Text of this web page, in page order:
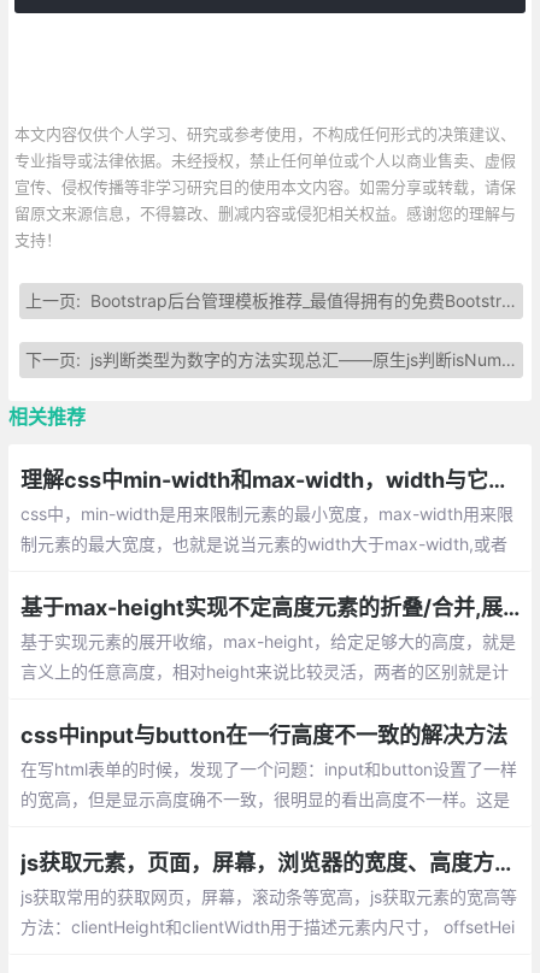
本文内容仅供个人学习、研究或参考使用，不构成任何形式的决策建议、
专业指导或法律依据。未经授权，禁止任何单位或个人以商业售卖、虚假
宣传、侵权传播等非学习研究目的使用本文内容。如需分享或转载，请保
留原文来源信息，不得篡改、删减内容或侵犯相关权益。感谢您的理解与
支持！
上一页: Bootstrap后台管理模板推荐_最值得拥有的免费Bootstrap后台管理模板
下一页: js判断类型为数字的方法实现总汇——原生js判断isNumber()
相关推荐
理解css中min-width和max-width，width与它们之间的区别联系
css中，min-width是用来限制元素的最小宽度，max-width用来限
制元素的最大宽度，也就是说当元素的width大于max-width,或者
应。下面将具体介绍下关于min-,max-的区别和联系
基于max-height实现不定高度元素的折叠/合并,展开/收缩的动画效果
基于实现元素的展开收缩，max-height，给定足够大的高度，就是
言义上的任意高度，相对height来说比较灵活，两者的区别就是计
识这种写法必须给定足够存放内容的高。
css中input与button在一行高度不一致的解决方法
在写html表单的时候，发现了一个问题：input和button设置了一样
的宽高，但是显示高度确不一致，很明显的看出高度不一样。这是
js获取元素，页面，屏幕，浏览器的宽度、高度方法总汇
js获取常用的获取网页，屏幕，滚动条等宽高，js获取元素的宽高等
方法：clientHeight和clientWidth用于描述元素内尺寸， offsetHei